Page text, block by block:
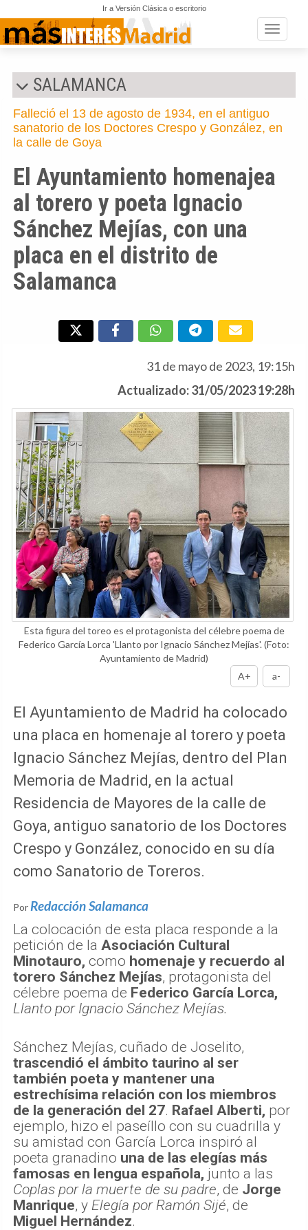
Ir a Versión Clásica o escritorio
Toggle
SALAMANCA
Falleció el 13 de agosto de 1934, en el antiguo
sanatorio de los Doctores Crespo y González, en
la calle de Goya
El Ayuntamiento homenajea
al torero y poeta Ignacio
Sánchez Mejías, con una
placa en el distrito de
Salamanca
31 de mayo de 2023, 19:15h
Actualizado: 31/05/2023 19:28h
Esta figura del toreo es el protagonista del célebre poema de
Federico García Lorca 'Llanto por Ignacio Sánchez Mejías'.(Foto:
Ayuntamiento de Madrid)
A+
a-
El Ayuntamiento de Madrid ha colocado
una placa en homenaje al torero y poeta
Ignacio Sánchez Mejías, dentro del Plan
Memoria de Madrid, en la actual
Residencia de Mayores de la calle de
Goya, antiguo sanatorio de los Doctores
Crespo y González, conocido en su día
como Sanatorio de Toreros.
Por Redacción Salamanca
La colocación de esta placa responde a la
petición de la Asociación Cultural
Minotauro, como homenaje y recuerdo al
torero Sánchez Mejías, protagonista del
célebre poema de Federico García Lorca,
Llanto por Ignacio Sánchez Mejías.
Sánchez Mejías, cuñado de Joselito,
trascendió el ámbito taurino al ser
también poeta y mantener una
estrechísima relación con los miembros
de la generación del 27. Rafael Alberti, por
ejemplo, hizo el paseíllo con su cuadrilla y
su amistad con García Lorca inspiró al
poeta granadino una de las elegías más
famosas en lengua española, junto a las
Coplas por la muerte de su padre, de Jorge
Manrique, y Elegía por Ramón Sijé, de
Miguel Hernández.